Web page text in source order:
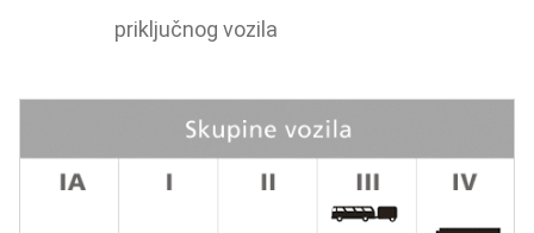
priključnog vozila